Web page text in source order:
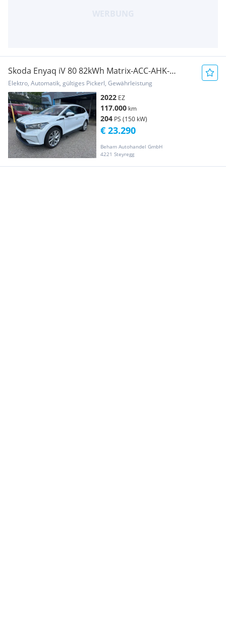
Skoda Enyaq iV 80 82kWh Matrix-ACC-AHK-
Teilleder
Elektro, Automatik, gültiges Pickerl, Gewährleistung
2022 EZ
117.000 km
204 PS (150 kW)
Beham Autohandel GmbH
4221 Steyregg
€ 23.290